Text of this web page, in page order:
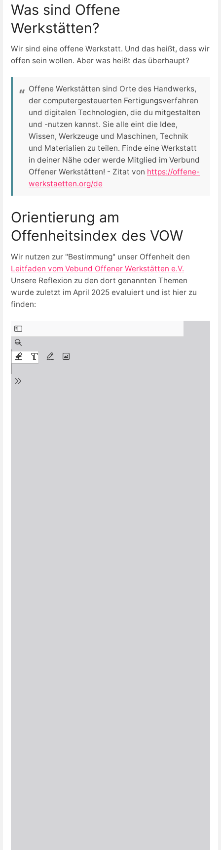
Was sind Offene
Werkstätten?
Wir sind eine offene Werkstatt. Und das heißt, dass wir
offen sein wollen. Aber was heißt das überhaupt?
Offene Werkstätten sind Orte des Handwerks,
der computergesteuerten Fertigungsverfahren
und digitalen Technologien, die du mitgestalten
und -nutzen kannst. Sie alle eint die Idee,
Wissen, Werkzeuge und Maschinen, Technik
und Materialien zu teilen. Finde eine Werkstatt
in deiner Nähe oder werde Mitglied im Verbund
Offener Werkstätten! - Zitat von https://offene-
werkstaetten.org/de
Orientierung am
Offenheitsindex des VOW
Wir nutzen zur "Bestimmung" unser Offenheit den
Leitfaden vom Vebund Offener Werkstätten e.V.
Unsere Reflexion zu den dort genannten Themen
wurde zuletzt im April 2025 evaluiert und ist hier zu
finden: